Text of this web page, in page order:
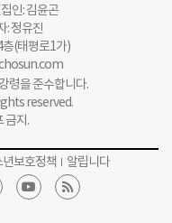
인: 김윤곤
: 정유진
층(태평로1가)
령을 준수합니다.
reserved.
금지.
년보호정책 알립니다